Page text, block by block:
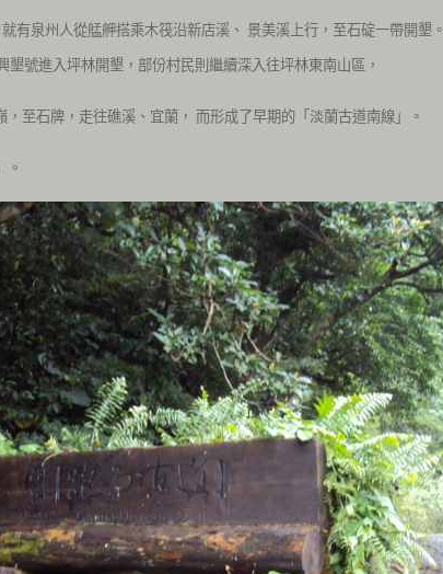
有泉州人從艋舺搭乘木筏沿新店溪、 景美溪上行，至石碇一帶開墾。
墾號進入坪林開墾，部份村民則繼續深入往坪林東南山區，
至石牌，走往礁溪、宜蘭， 而形成了早期的「淡蘭古道南線」。
。